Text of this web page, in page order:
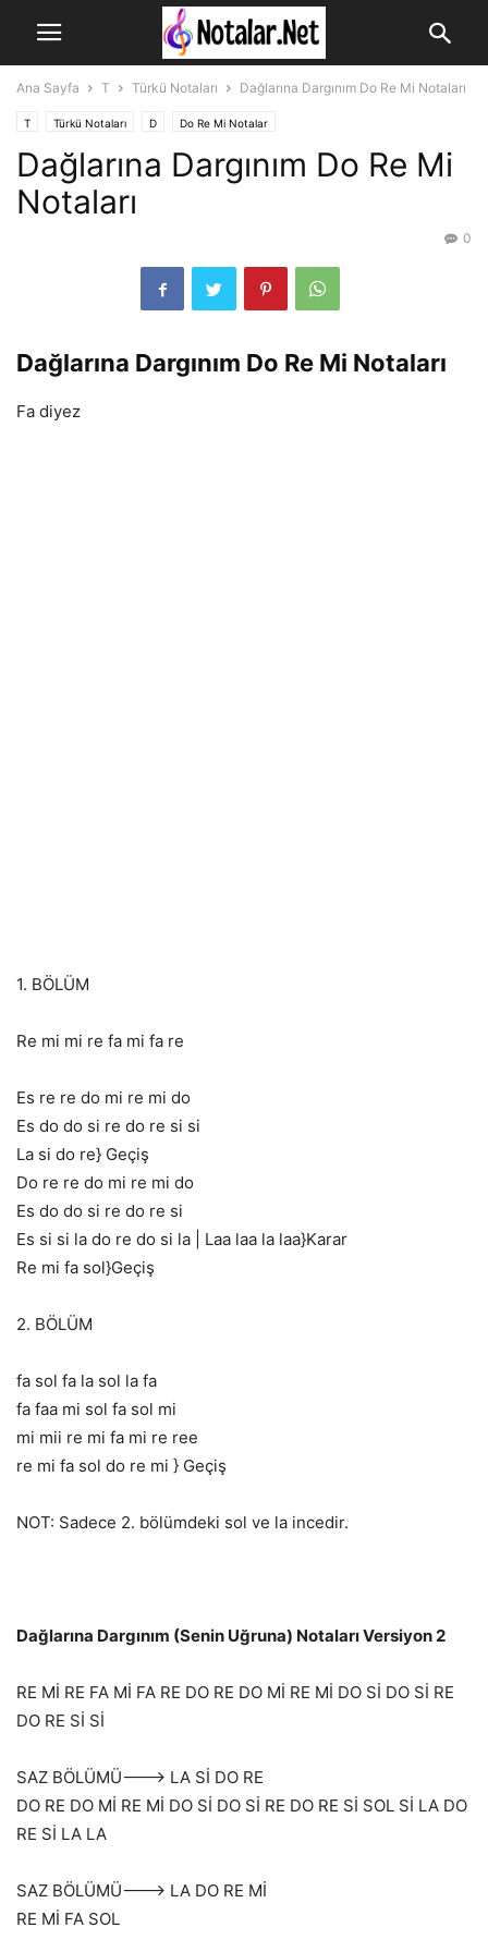
Ana Sayfa T Türkü Notaları Dağlarına Dargınım Do Re Mi Notaları
T Türkü Notaları D Do Re Mi Notalar
Dağlarına Dargınım Do Re Mi
Notaları
0
Dağlarına Dargınım Do Re Mi Notaları
Fa diyez
1. BÖLÜM
Re mi mi re fa mi fa re
Es re re do mi re mi do
Es do do si re do re si si
La si do re} Geçiş
Do re re do mi re mi do
Es do do si re do re si
Es si si la do re do si la | Laa laa la laa}Karar
Re mi fa sol}Geçiş
2. BÖLÜM
fa sol fa la sol la fa
fa faa mi sol fa sol mi
mi mii re mi fa mi re ree
re mi fa sol do re mi } Geçiş
NOT: Sadece 2. bölümdeki sol ve la incedir.
Dağlarına Dargınım (Senin Uğruna) Notaları Versiyon 2
RE Mİ RE FA Mİ FA RE DO RE DO Mİ RE Mİ DO Sİ DO Sİ RE
DO RE Sİ Sİ
SAZ BÖLÜMÜ——-> LA Sİ DO RE
DO RE DO Mİ RE Mİ DO Sİ DO Sİ RE DO RE Sİ SOL Sİ LA DO
RE Sİ LA LA
SAZ BÖLÜMÜ——-> LA DO RE Mİ
RE Mİ FA SOL